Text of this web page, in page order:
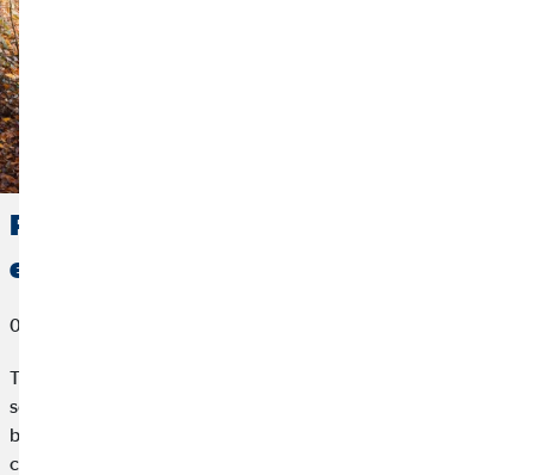
Premier emploi – Ce qu’il faut prendre
en compte en début de carrière
01 août 2022
Tu es encore au début de ta carrière professionnelle et tu
souhaites commencer ton premier emploi ? Nos conseils pour
bien commencer sa carrière se montreront très utiles dans ce
cas ! Nous avons listé les choses les plus importantes à savoir